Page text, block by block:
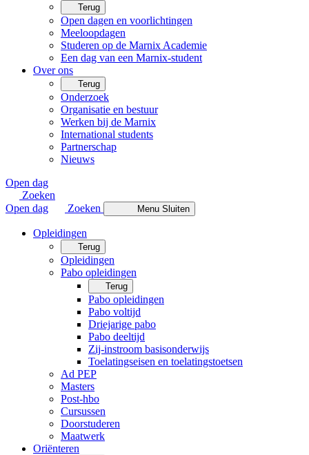
Terug
Open dagen en voorlichtingen
Meeloopdagen
Studeren op de Marnix Academie
Een dag van een Marnix-student
Over ons
Terug
Onderzoek
Organisatie en bestuur
Werken bij de Marnix
International students
Partnerschap
Nieuws
Open dag
Zoeken
Open dag
Zoeken Menu Sluiten
Opleidingen
Terug
Opleidingen
Pabo opleidingen
Terug
Pabo opleidingen
Pabo voltijd
Driejarige pabo
Pabo deeltijd
Zij-instroom basisonderwijs
Toelatingseisen en toelatingstoetsen
Ad PEP
Masters
Post-hbo
Cursussen
Doorstuderen
Maatwerk
Oriënteren